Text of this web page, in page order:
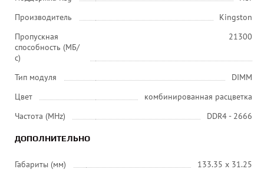
Производитель
Kingston
Пропускная
способность (МБ/
с)
21300
Тип модуля
DIMM
Цвет
комбинированная расцветка
Частота (MHz)
DDR4 - 2666
ДОПОЛНИТЕЛЬНО
Габариты (мм) 133.35 x 31.25